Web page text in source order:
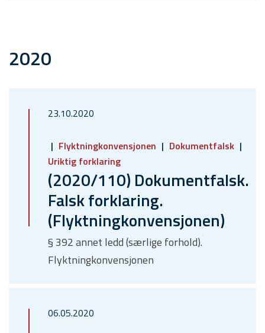
2020
23.10.2020
Flyktningkonvensjonen
Dokumentfalsk
Uriktig forklaring
(2020/110) Dokumentfalsk.
Falsk forklaring.
(Flyktningkonvensjonen)
§ 392 annet ledd (særlige forhold).
Flyktningkonvensjonen
06.05.2020